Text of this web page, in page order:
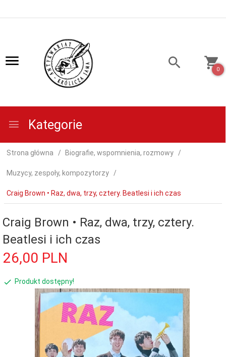
0
Kategorie
Strona główna Biografie, wspomnienia, rozmowy
Muzycy, zespoły, kompozytorzy
Craig Brown • Raz, dwa, trzy, cztery. Beatlesi i ich czas
Craig Brown • Raz, dwa, trzy, cztery.
Beatlesi i ich czas
26,00 PLN
Produkt dostępny!